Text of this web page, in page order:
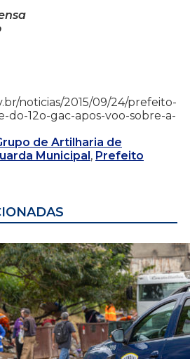
noticias/2015/09/24/prefeito-
do-12o-gac-apos-voo-sobre-a-
de Artilharia de
Municipal, Prefeito